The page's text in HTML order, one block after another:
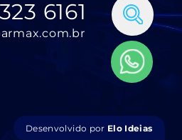
6161
Desenvolvido por Elo Ideias